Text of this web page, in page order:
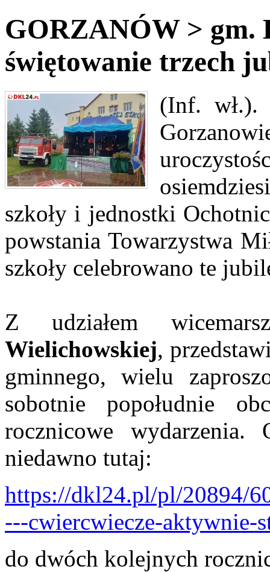
GORZANÓW > gm.
świętowanie trzech
(Inf. wł.).
szkoły i jednostki
powstania Towarzystwa
szkoły celebrowano te
Z udziałem
Wielichowskiej,
gminnego, wielu
sobotnie popołudnie
rocznicowe wydarzenia.
niedawno tutaj:
https://dkl24.pl/pl/20894/
---cwiercwiecze-aktywnie-
do dwóch kolejnych